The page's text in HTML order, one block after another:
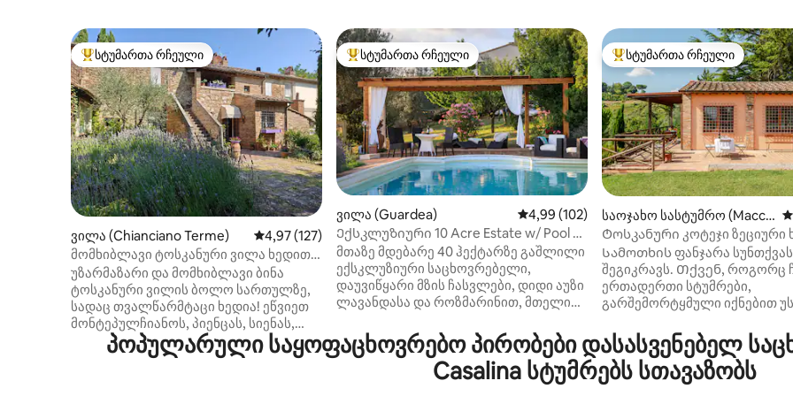
სტუმართა რჩეული მოწინავე ვარიანტი
სტუმართა რჩეული
ვილა (Chianciano Terme) საშუალო შეფასებაა 5‑დან 4,97, 127 მიმოხილვა
4,97 (127)
მომხიბლავი ტოსკანური ვილა ხედით
ოჯახისა და მეგობრებისთვის
უზარმაზარი და მომხიბლავი ბინა
ტოსკანური ვილის ბოლო სართულზე,
სადაც თვალწარმტაცი ხედია! ეწვიეთ
მონტეპულჩიანოს, პიენცას, სიენას,
დაათვალიერეთ სოფლები, ვენახები
და ცხელი წყაროები, გაისეირნეთ
სტუმართა რჩეული მოწინავე ვარიანტი
სტუმართა რჩეული
ვილა (Guardea) საშუალო შეფასებაა 5‑დან 4,99, 102
4,99 (102)
Ექსკლუზიური 10 Acre Estate w/ Pool &
Olive Grove!
მთაზე მდებარე 40 ჰექტარზე გაშლილი
ექსკლუზიური საცხოვრებელი,
დაუვიწყარი მზის ჩასვლები, დიდი აუზი
ლავანდასა და როზმარინით, მთელი
კონდიციონერი, Starlink ინტერნეტი.
Ძალიან პირადი და მშვიდი 2
სართული, 4 საძინებელი, 4 სააბაზანო,
ჯაკუზიბათი, 55-დუიმიანი სმარტ-
სტუმართა რჩეული მოწინავე
სტუმართა რჩეული
საოჯახო სასტუმრო (Maccia
no)
Ტოსკანური კოტეჯი ზეციური
Სამოთხის ფანჯარა სუნთქვას
შეგიკრავს. Თქვენ, როგორც
ერთადერთი სტუმრები,
გარშემორტყმული იქნებით
ჩიტების სიმღერითა და
გამოძახებით. Ხეობის
თქვენს სეირნობისას შეიძლება
აღმოაჩინოთ მელიების
პოპულარული საყოფაცხოვრებო პირობები დასასვენებელ
Casalina სტუმრებს სთავაზობს